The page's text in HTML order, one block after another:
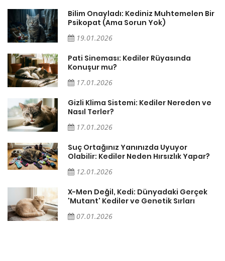
Bilim Onayladı: Kediniz Muhtemelen Bir
Psikopat (Ama Sorun Yok)
19.01.2026
Pati Sineması: Kediler Rüyasında
Konuşur mu?
17.01.2026
Gizli Klima Sistemi: Kediler Nereden ve
Nasıl Terler?
17.01.2026
Suç Ortağınız Yanınızda Uyuyor
Olabilir: Kediler Neden Hırsızlık Yapar?
12.01.2026
X-Men Değil, Kedi: Dünyadaki Gerçek
'Mutant' Kediler ve Genetik Sırları
07.01.2026